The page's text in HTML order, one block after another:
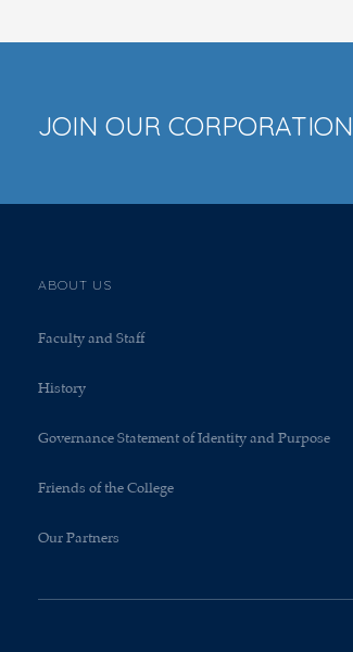
JOIN OUR CORPORATION
ABOUT US
Faculty and Staff
History
Governance Statement of Identity and Purpose
Friends of the College
Our Partners